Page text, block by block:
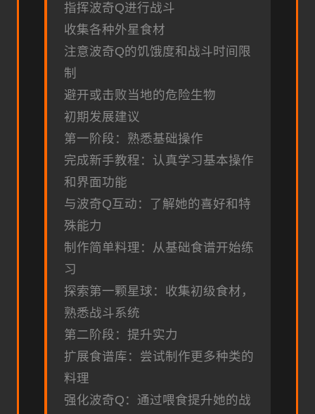
指挥波奇Q进行战斗
收集各种外星食材
注意波奇Q的饥饿度和战斗时间限
制
避开或击败当地的危险生物
初期发展建议
第一阶段：熟悉基础操作
完成新手教程：认真学习基本操作
和界面功能
与波奇Q互动：了解她的喜好和特
殊能力
制作简单料理：从基础食谱开始练
习
探索第一颗星球：收集初级食材，
熟悉战斗系统
第二阶段：提升实力
扩展食谱库：尝试制作更多种类的
料理
强化波奇Q：通过喂食提升她的战